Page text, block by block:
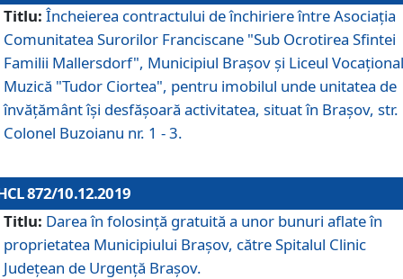
Titlu: Încheierea contractului de închiriere între Asociația
Comunitatea Surorilor Franciscane "Sub Ocrotirea Sfintei
Familii Mallersdorf", Municipiul Braşov şi Liceul
Muzică "Tudor Ciortea", pentru imobilul unde unitatea de
învățământ îşi desfăşoară activitatea, situat în Braşov, str.
Colonel Buzoianu nr. 1 - 3.
872/10.12.2019
Titlu: Darea în folosinţă gratuită a unor bunuri aflate în
proprietatea Municipiului Braşov, către Spitalul Clinic
Judeţean de Urgenţă Braşov.